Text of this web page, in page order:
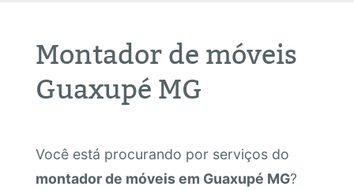
Montador de móveis
Guaxupé MG
Você está procurando por serviços do
montador de móveis em Guaxupé MG?